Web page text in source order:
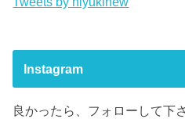
Instagram
良かったら、フォローして下